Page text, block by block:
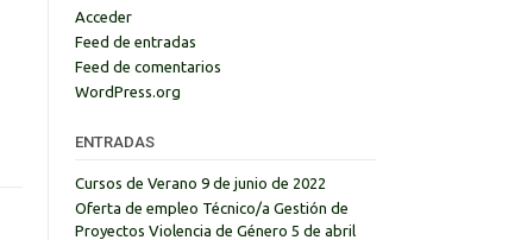
Acceder
Feed de entradas
Feed de comentarios
WordPress.org
ENTRADAS
Cursos de Verano 9 de junio de 2022
Oferta de empleo Técnico/a Gestión de
Proyectos Violencia de Género 5 de abril